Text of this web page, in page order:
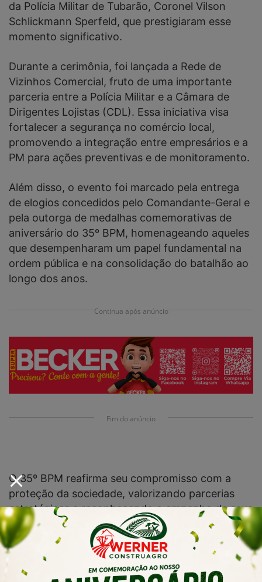
da Polícia Militar de Tubarão, Coronel Vilson
Schlickmann Sperfeld, que prestigiaram esse
momento significativo.
Durante a cerimônia, foi lançada a Rede de
Vizinhos Comercial, fruto de uma importante
parceria entre a Polícia Militar e a Câmara de
Dirigentes Lojistas (CDL). Essa iniciativa visa
fortalecer a segurança no comércio local,
promovendo a integração entre empresários e a
PM para ações preventivas e de monitoramento.
Além disso, o evento foi marcado pela entrega
de elogios concedidos pelo Comandante-Geral e
pela outorga de medalhas comemorativas de
aniversário do 35º BPM, homenageando aqueles
que desempenharam um papel fundamental na
ordem pública e na consolidação do batalhão ao
longo dos anos.
Continua após anúncio
Fim do anúncio
O 35º BPM reafirma seu compromisso com a
proteção da sociedade, valorizando parcerias
estratégicas e reconhecendo o empenho de seus
policiais. Que esta data seja um símbolo da
dedicação e do trabalho incansável em prol da
ordem e do bem-estar da comunidade.